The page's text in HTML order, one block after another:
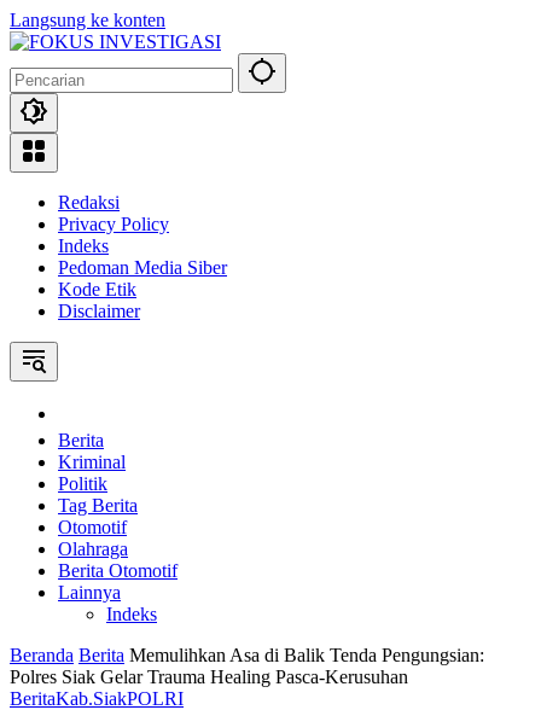
Langsung ke konten
Redaksi
Privacy Policy
Indeks
Pedoman Media Siber
Kode Etik
Disclaimer
Berita
Kriminal
Politik
Tag Berita
Otomotif
Olahraga
Berita Otomotif
Lainnya
Indeks
Beranda Berita Memulihkan Asa di Balik Tenda Pengungsian:
Polres Siak Gelar Trauma Healing Pasca-Kerusuhan
BeritaKab.SiakPOLRI